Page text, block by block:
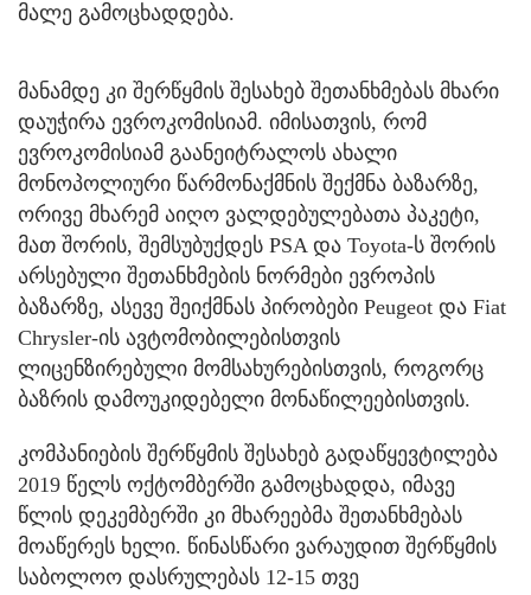
მალე გამოცხადდება.
მანამდე კი შერწყმის შესახებ შეთანხმებას მხარი
დაუჭირა ევროკომისიამ. იმისათვის, რომ
ევროკომისიამ გაანეიტრალოს ახალი
მონოპოლიური წარმონაქმნის შექმნა ბაზარზე,
ორივე მხარემ აიღო ვალდებულებათა პაკეტი,
მათ შორის, შემსუბუქდეს PSA და Toyota-ს შორის
არსებული შეთანხმების ნორმები ევროპის
ბაზარზე, ასევე შეიქმნას პირობები Peugeot და Fiat
Chrysler-ის ავტომობილებისთვის
ლიცენზირებული მომსახურებისთვის, როგორც
ბაზრის დამოუკიდებელი მონაწილეებისთვის.
კომპანიების შერწყმის შესახებ გადაწყევტილება
2019 წელს ოქტომბერში გამოცხადდა, იმავე
წლის დეკემბერში კი მხარეებმა შეთანხმებას
მოაწერეს ხელი. წინასწარი ვარაუდით შერწყმის
საბოლოო დასრულებას 12-15 თვე